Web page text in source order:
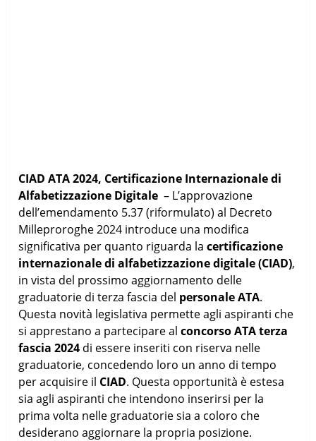
CIAD ATA 2024, Certificazione Internazionale di
Alfabetizzazione Digitale – L’approvazione
dell’emendamento 5.37 (riformulato) al Decreto
Milleproroghe 2024 introduce una modifica
significativa per quanto riguarda lacertificazione
internazionale di alfabetizzazione digitale (CIAD),
in vista del prossimo aggiornamento delle
graduatorie di terza fascia del personale ATA.
Questa novità legislativa permette agli aspiranti che
si apprestano a partecipare alconcorso ATA terza
fascia 2024 di essere inseriti con riserva nelle
graduatorie, concedendo loro un anno di tempo
per acquisire il CIAD. Questa opportunità è estesa
sia agli aspiranti che intendono inserirsi per la
prima volta nelle graduatorie sia a coloro che
desiderano aggiornare la propria posizione.